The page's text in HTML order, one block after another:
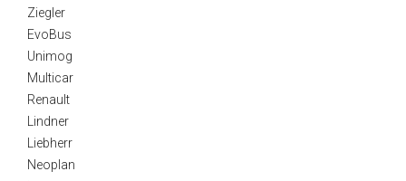
Ziegler
EvoBus
Unimog
Multicar
Renault
Lindner
Liebherr
Neoplan